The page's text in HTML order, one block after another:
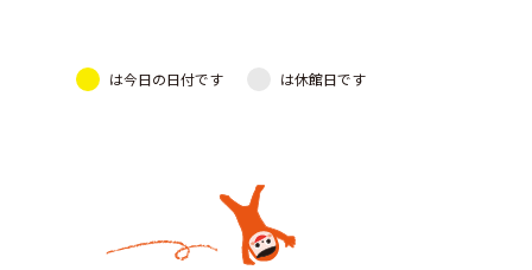
は今日の日付です は休館日です